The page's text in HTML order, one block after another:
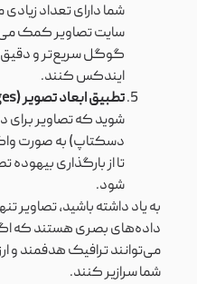
شما دارای تعداد
سایت تصاویر کمک
گوگل سریع‌تر و
ایندکس کنند.
تطبیق ابعاد تصویر (Responsive Images):
شوید که تصاویر
دسکتاپ) به صورت
تا از بارگذاری
شود.
به یاد داشته باشید، تصاویر
داده‌های بصری هستند که
می‌توانند ترافیک هدفمند و
شما سرازیر کنند.